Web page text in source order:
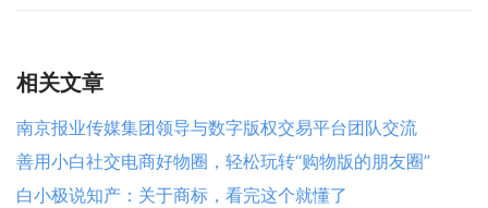
相关文章
南京报业传媒集团领导与数字版权交易平台团队交流
善用小白社交电商好物圈，轻松玩转“购物版的朋友圈”
白小极说知产：关于商标，看完这个就懂了